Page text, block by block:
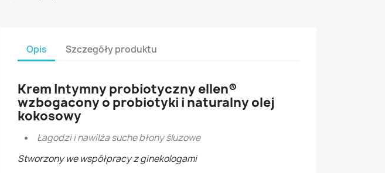
Opis Szczegóły produktu
Krem Intymny probiotyczny ellen®
wzbogacony o probiotyki i naturalny olej
kokosowy
Łagodzi i nawilża suche błony śluzowe
Stworzony we współpracy z ginekologami